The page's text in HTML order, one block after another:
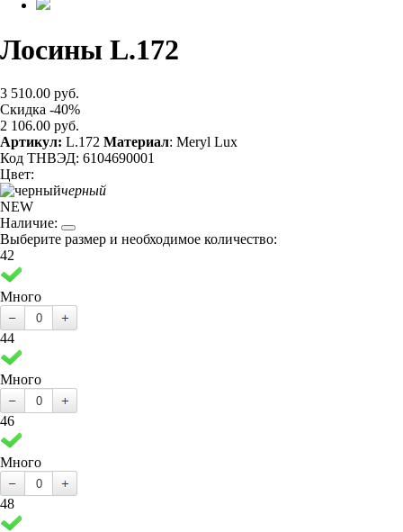
Лосины L.172
3 510.00 руб.
Скидка -40%
2 106.00 руб.
Артикул: L.172 Материал: Meryl Lux
Код ТНВЭД: 6104690001
Цвет:
черный
NEW
Наличие:
Выберите размер и необходимое количество:
42
Много
44
Много
46
Много
48